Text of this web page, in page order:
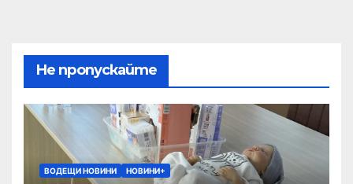
Не пропускайте
ВОДЕЩИ НОВИНИ НОВИНИ+